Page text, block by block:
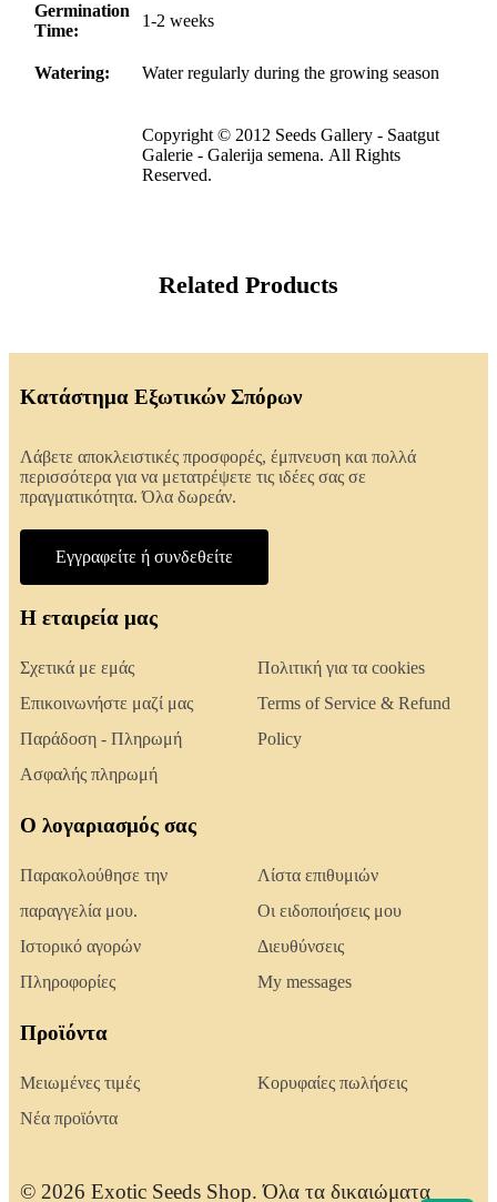
Germination
Time:
1-2 weeks
Watering: Water regularly during the growing season
Copyright © 2012 Seeds Gallery - Saatgut
Galerie - Galerija semena. All Rights
Reserved.
Related Products
Κατάστημα Εξωτικών Σπόρων
Λάβετε αποκλειστικές προσφορές, έμπνευση και πολλά
περισσότερα για να μετατρέψετε τις ιδέες σας σε
πραγματικότητα. Όλα δωρεάν.
Εγγραφείτε ή συνδεθείτε
Η εταιρεία μας
Σχετικά με εμάς
Επικοινωνήστε μαζί μας
Παράδοση - Πληρωμή
Ασφαλής πληρωμή
Πολιτική για τα cookies
Terms of Service & Refund
Policy
Ο λογαριασμός σας
Παρακολούθησε την
παραγγελία μου.
Ιστορικό αγορών
Πληροφορίες
Λίστα επιθυμιών
Οι ειδοποιήσεις μου
Διευθύνσεις
My messages
Προϊόντα
Μειωμένες τιμές
Νέα προϊόντα
Κορυφαίες πωλήσεις
© 2026 Exotic Seeds Shop. Όλα τα δικαιώματα